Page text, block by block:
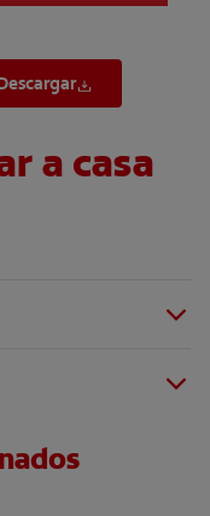
SUSCRÍBASE
a casa